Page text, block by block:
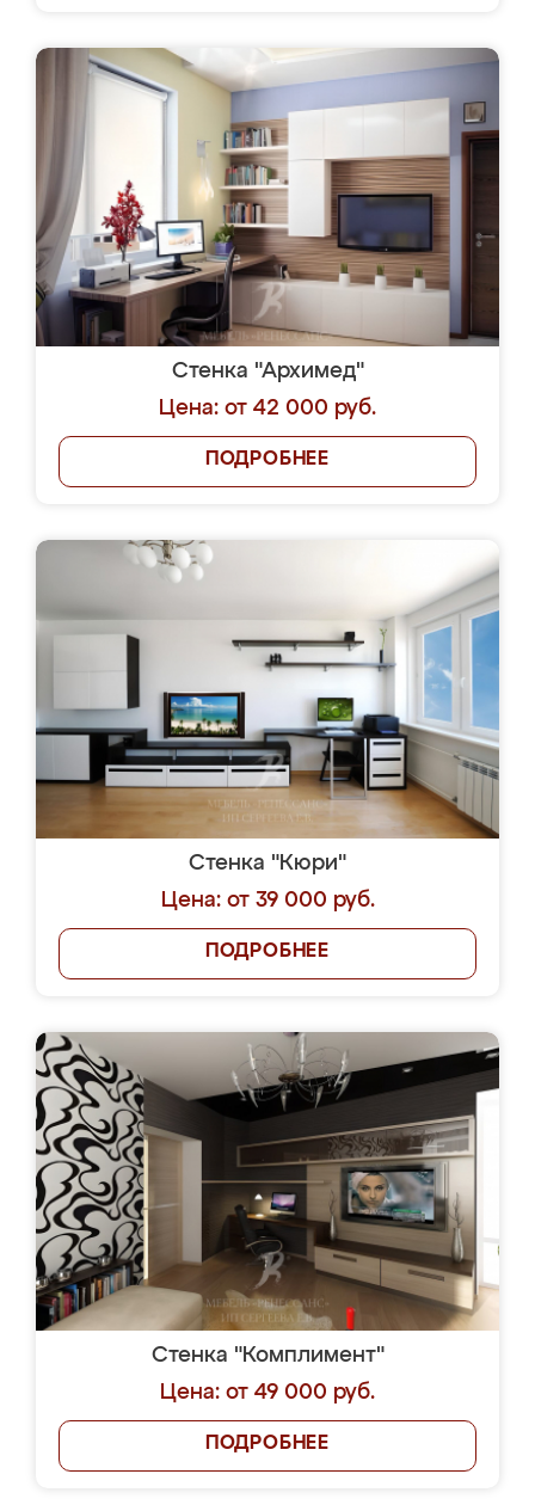
Стенка "Архимед"
Цена: от 42 000 руб.
ПОДРОБНЕЕ
Стенка "Кюри"
Цена: от 39 000 руб.
ПОДРОБНЕЕ
Стенка "Комплимент"
Цена: от 49 000 руб.
ПОДРОБНЕЕ